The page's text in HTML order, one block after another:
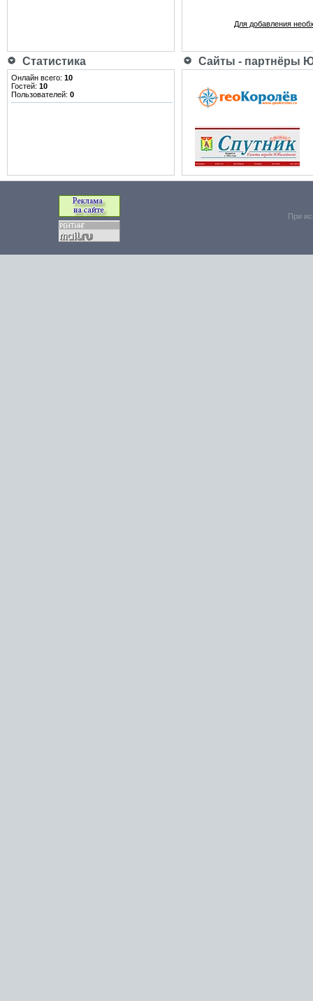
Для добавления
Статистика Сайты - партнёры
Онлайн всего: 10
Гостей: 10
Пользователей: 0
При